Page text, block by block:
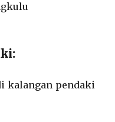
kalangan pendaki